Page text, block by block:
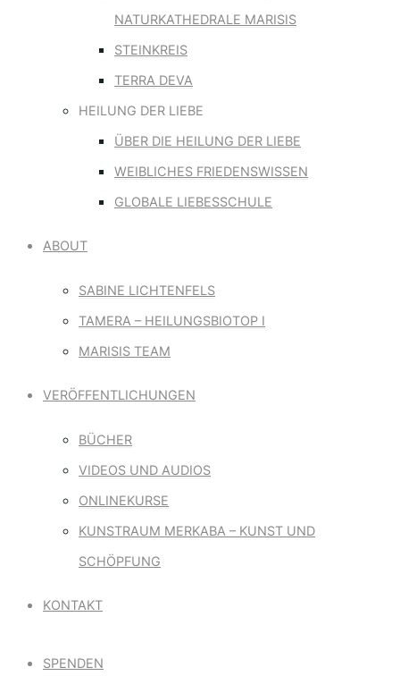
NATURKATHEDRALE MARISIS
STEINKREIS
TERRA DEVA
HEILUNG DER LIEBE
ÜBER DIE HEILUNG DER LIEBE
WEIBLICHES FRIEDENSWISSEN
GLOBALE LIEBESSCHULE
ABOUT
SABINE LICHTENFELS
TAMERA – HEILUNGSBIOTOP I
MARISIS TEAM
VERÖFFENTLICHUNGEN
BÜCHER
VIDEOS UND AUDIOS
ONLINEKURSE
KUNSTRAUM MERKABA – KUNST UND
SCHÖPFUNG
KONTAKT
SPENDEN